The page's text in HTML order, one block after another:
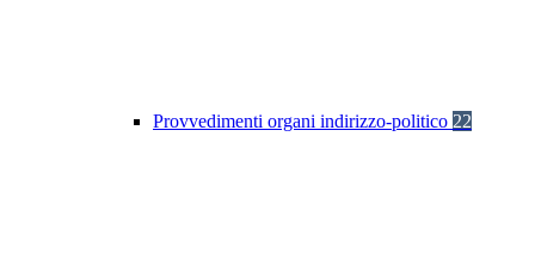
Provvedimenti organi indirizzo-politico 22